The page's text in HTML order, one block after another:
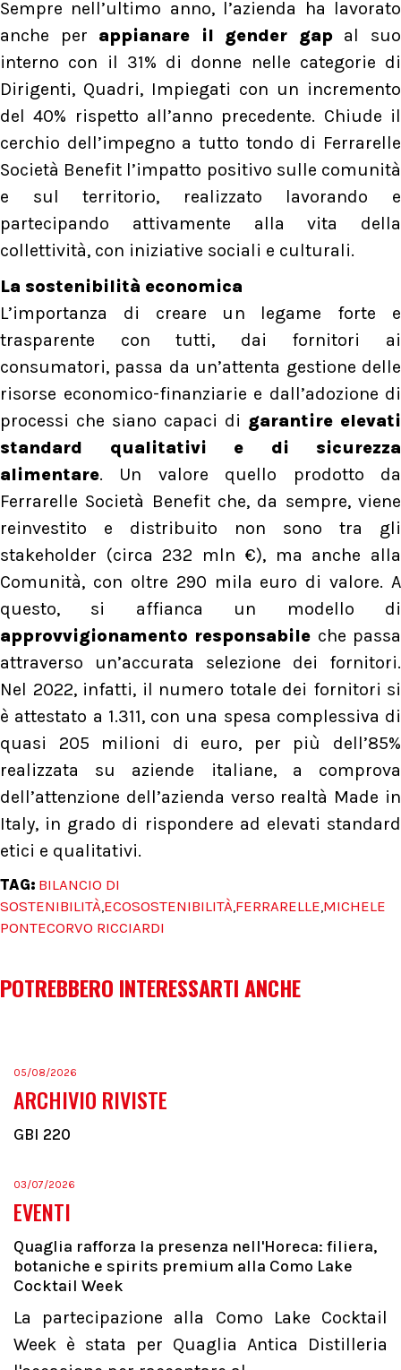
Sempre nell’ultimo anno, l’azienda ha lavorato
anche per appianare il gender gapal suo
interno con il 31% di donne nelle categorie di
Dirigenti, Quadri, Impiegati con un incremento
del 40% rispetto all’anno precedente. Chiude il
cerchio dell’impegno a tutto tondo di Ferrarelle
Società Benefit l’impatto positivo sulle comunità
e sul territorio, realizzato lavorando e
partecipando attivamente alla vita della
collettività, con iniziative sociali e culturali.
La sostenibilità economica
L’importanza di creare un legame forte e
trasparente con tutti, dai fornitori ai
consumatori, passa da un’attenta gestione delle
risorse economico-finanziarie e dall’adozione di
processi che siano capaci di garantire elevati
standard qualitativi e di sicurezza
alimentare. Un valore quello prodotto da
Ferrarelle Società Benefit che, da sempre, viene
reinvestito e distribuito non sono tra gli
stakeholder (circa 232 mln €), ma anche alla
Comunità, con oltre 290 mila euro di valore. A
questo, si affianca un modello di
approvvigionamento responsabile che passa
attraverso un’accurata selezione dei fornitori.
Nel 2022, infatti, il numero totale dei fornitori si
è attestato a 1.311, con una spesa complessiva di
quasi 205 milioni di euro, per più dell’85%
realizzata su aziende italiane, a comprova
dell’attenzione dell’azienda verso realtà Made in
Italy, in grado di rispondere ad elevati standard
etici e qualitativi.
TAG: BILANCIO DI
SOSTENIBILITÀ,ECOSOSTENIBILITÀ,FERRARELLE,MICHELE
PONTECORVO RICCIARDI
POTREBBERO INTERESSARTI ANCHE
05/08/2026
ARCHIVIO RIVISTE
GBI 220
03/07/2026
EVENTI
Quaglia rafforza la presenza nell'Horeca: filiera,
botaniche e spirits premium alla Como Lake
Cocktail Week
La partecipazione alla Como Lake Cocktail
Week è stata per Quaglia Antica Distilleria